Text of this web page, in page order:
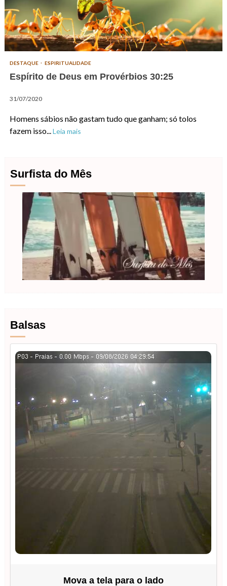
DESTAQUE ESPIRITUALIDADE
Espírito de Deus em Provérbios 30:25
31/07/2020
Homens sábios não gastam tudo que ganham; só tolos
fazem isso...Leia mais
Surfista do Mês
Balsas
Mova a tela para o lado